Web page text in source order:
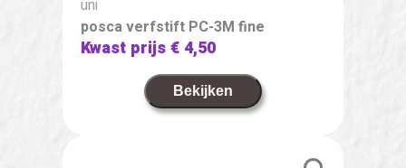
uni
posca verfstift PC-3M fine
Kwast prijs€ 4,50
Bekijken